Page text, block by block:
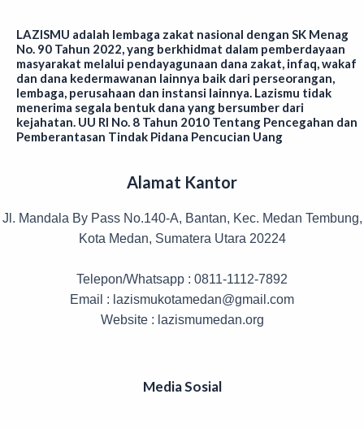
LAZISMU adalah lembaga zakat nasional dengan SK Menag
No. 90 Tahun 2022, yang berkhidmat dalam pemberdayaan
masyarakat melalui pendayagunaan dana zakat, infaq, wakaf
dan dana kedermawanan lainnya baik dari perseorangan,
lembaga, perusahaan dan instansi lainnya. Lazismu tidak
menerima segala bentuk dana yang bersumber dari
kejahatan. UU RI No. 8 Tahun 2010 Tentang Pencegahan dan
Pemberantasan Tindak Pidana Pencucian Uang
Alamat Kantor
Jl. Mandala By Pass No.140-A, Bantan, Kec. Medan Tembung,
Kota Medan, Sumatera Utara 20224
Telepon/Whatsapp : 0811-1112-7892
Email : lazismukotamedan@gmail.com
Website : lazismumedan.org
Media Sosial